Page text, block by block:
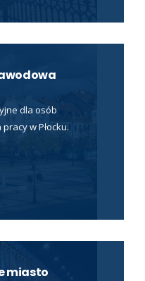
dla osób
w Płocku.
miasto